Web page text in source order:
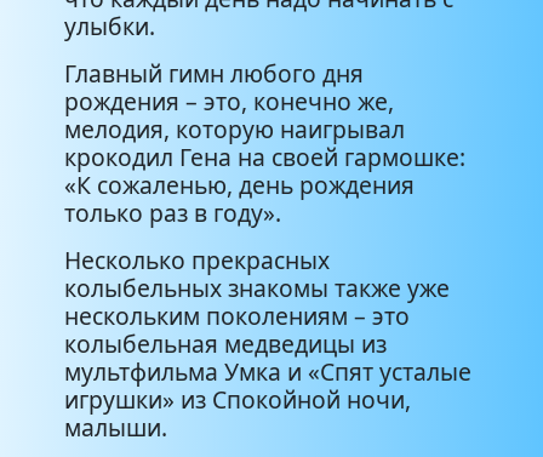
улыбки.
Главный гимн любого дня
рождения – это, конечно же,
мелодия, которую наигрывал
крокодил Гена на своей гармошке:
«К сожаленью, день рождения
только раз в году».
Несколько прекрасных
колыбельных знакомы также уже
нескольким поколениям – это
колыбельная медведицы из
мультфильма Умка и «Спят усталые
игрушки» из Спокойной ночи,
малыши.